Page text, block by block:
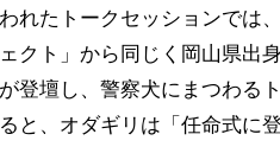
われたトークセッションでは
ェクト」から同じく岡山県出
が登壇し、警察犬にまつわる
ると、オダギリは「任命式に